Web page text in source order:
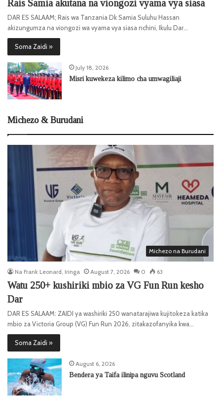
Rais Samia akutana na viongozi vyama vya siasa
DAR ES SALAAM; Rais wa Tanzania Dk Samia Suluhu Hassan
akizungumza na viongozi wa vyama vya siasa nchini, Ikulu Dar…
Soma Zaidi »
July 18, 2026
Misri kuwekeza kilimo cha umwagiliaji
Michezo & Burudani
Michezo na Burudani
Na Frank Leonard, Iringa August 7, 2026 0 63
Watu 250+ kushiriki mbio za VG Fun Run kesho
Dar
DAR ES SALAAM: ZAIDI ya washiriki 250 wanatarajiwa kujitokeza katika
mbio za Victoria Group (VG) Fun Run 2026, zitakazofanyika kwa…
Soma Zaidi »
August 6, 2026
Bendera ya Taifa ilinipa nguvu Scotland